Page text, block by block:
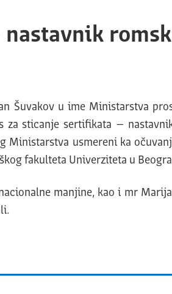
Šuvakov u ime Ministarstva
sticanje sertifikata –
Ministarstva usmereni ka
fakulteta Univerziteta u
manjine, kao i mr